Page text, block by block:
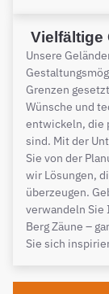
Vielfältige
Unsere
Grenzen
Wünsche und
entwickeln, die
sind. Mit der
Sie von der
wir Lösungen,
überzeugen.
verwandeln Sie
Berg Zäune –
Sie sich